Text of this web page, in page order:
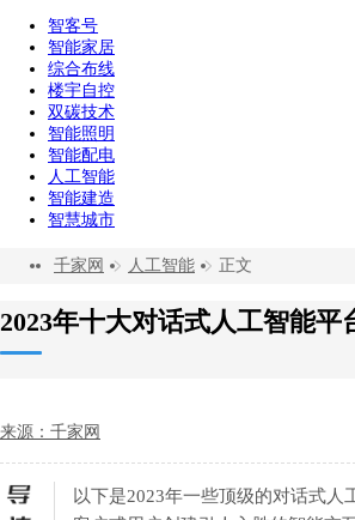
智客号
智能家居
综合布线
楼宇自控
双碳技术
智能照明
智能配电
人工智能
智能建造
智慧城市
千家网 人工智能 正文
2023年十大对话式人工智能平
来源：千家网
以下是2023年一些顶级的对话式人